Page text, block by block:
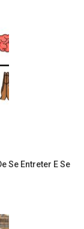
Se Entreter E Se